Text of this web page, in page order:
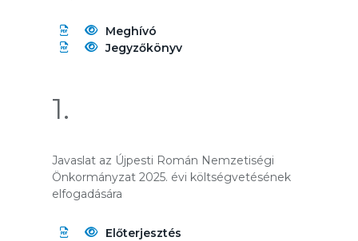
Meghívó
Jegyzőkönyv
1.
Javaslat az Újpesti Román Nemzetiségi
Önkormányzat 2025. évi költségvetésének
elfogadására
Előterjesztés